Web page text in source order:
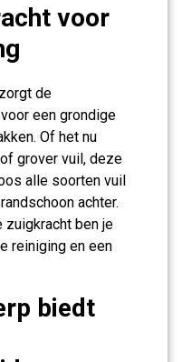
voor
de
een grondige
Of het nu
grover vuil, deze
alle soorten vuil
achter.
zuigkracht ben je
reiniging en een
biedt